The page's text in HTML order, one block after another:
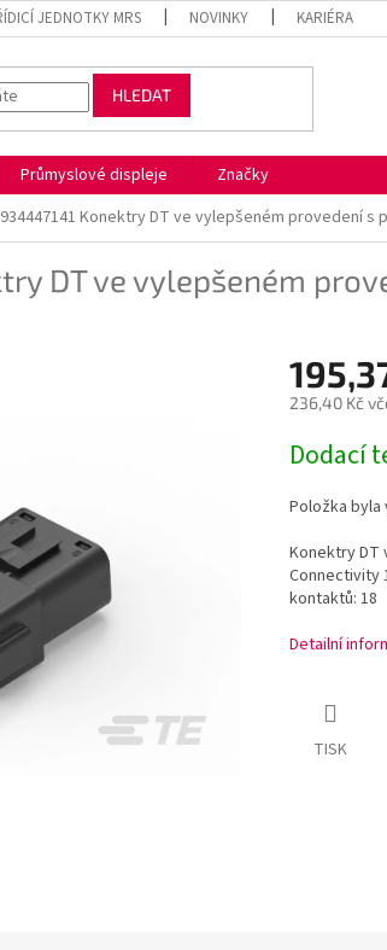
JEDNOTKY MRS NOVINKY KARIÉRA
HLEDAT
Průmyslové displeje
Značky
934447141 Konektry DT ve vylepšeném provedení s
DT ve vylepšeném
236,40 Kč
cena:
Dodací
Položka
Konektry DT
Connectivity
kontaktů: 18
Detailní
TISK